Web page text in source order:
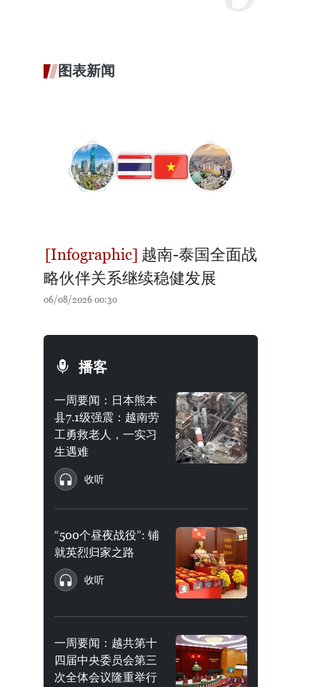
图表新闻
越南-泰国全面战
略伙伴关系继续稳健发展
06/08/2026 00:30
播客
一周要闻：日本熊本
县7.1级强震：越南劳
工勇救老人，一实习
生遇难
收听
“500个昼夜战役”: 铺
就英烈归家之路
收听
一周要闻：越共第十
四届中央委员会第三
次全体会议隆重举行